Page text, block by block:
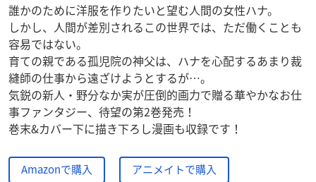
誰かのために洋服を作りたいと望む人間の女性ハナ。
しかし、人間が差別されるこの世界では、ただ働くことも
容易ではない。
育ての親である孤児院の神父は、ハナを心配するあまり裁
縫師の仕事から遠ざけようとするが…。
気鋭の新人・野分なか実が圧倒的画力で贈る華やかなお仕
事ファンタジー、待望の第2巻発売！
巻末&カバー下に描き下ろし漫画も収録です！
Amazonで購入 アニメイトで購入